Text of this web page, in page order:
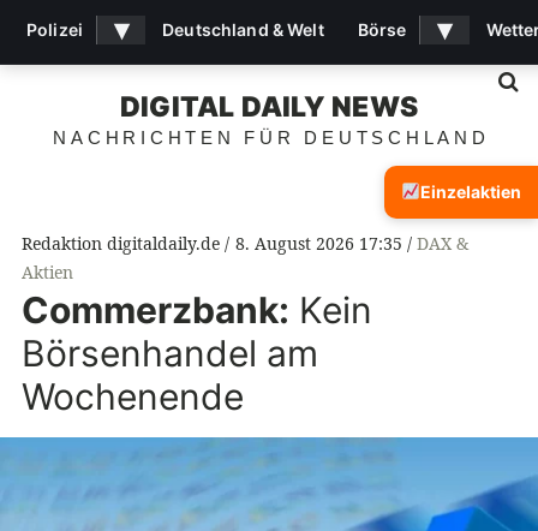
DIGITAL DAILY NEWS
NACHRICHTEN FÜR DEUTSCHLAND
Redaktion digitaldaily.de 8. August 2026 17:35
DAX &
Aktien
Commerzbank: Kein
Börsenhandel am
Wochenende
Polizei ▾ Deutschland & Welt Börse ▾
Einzelaktien